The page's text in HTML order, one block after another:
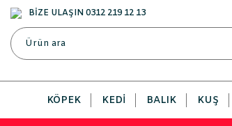
BİZE ULAŞIN 0312 219 12 13
KÖPEK KEDI BALIK KUŞ